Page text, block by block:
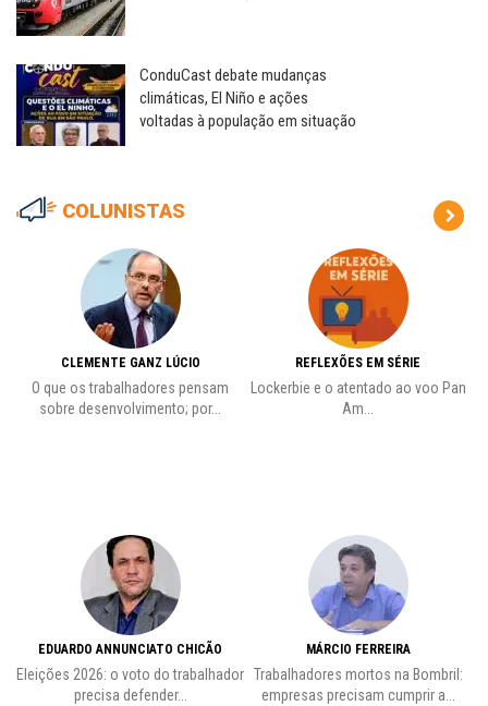
ConduCast debate mudanças
climáticas, El Niño e ações
voltadas à população em situação
COLUNISTAS
CLEMENTE GANZ LÚCIO
O que os trabalhadores pensam
sobre desenvolvimento; por...
EDUARDO ANNUNCIATO CHICÃO
Eleições 2026: o voto do trabalhador
precisa defender...
REFLEXÕES EM SÉRIE
Lockerbie e o atentado ao voo Pan
Am...
MÁRCIO FERREIRA
Trabalhadores mortos na Bombril:
empresas precisam cumprir a...